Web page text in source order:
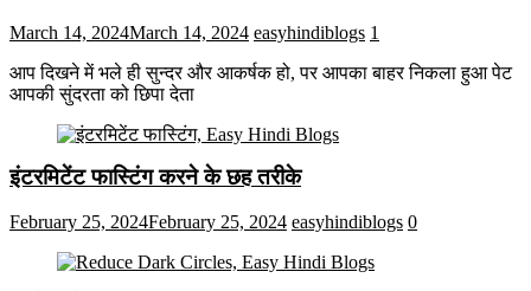
March 14, 2024March 14, 2024 easyhindiblogs 1
आप दिखने में भले ही सुन्दर और आकर्षक हो, पर आपका बाहर निकला हुआ पेट
आपकी सुंदरता को छिपा देता
इंटरमिटेंट फास्टिंग करने के छह तरीके
February 25, 2024February 25, 2024 easyhindiblogs 0